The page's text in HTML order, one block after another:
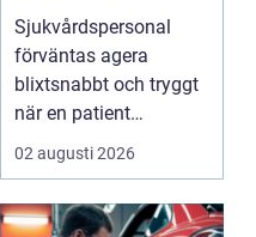
lungräddning som
räddar liv
Sjukvårdspersonal
förväntas agera
blixtsnabbt och tryggt
när en patient
drabbas...
02 augusti 2026